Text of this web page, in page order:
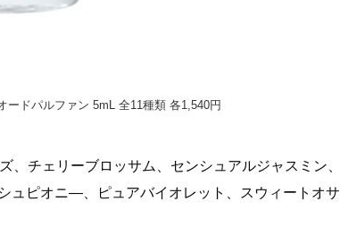
ドパルファン 5mL 全11種類 各1,540円
チェリーブロッサム、センシュアルジャスミン、
ュピオニ―、ピュアバイオレット、スウィートオサ